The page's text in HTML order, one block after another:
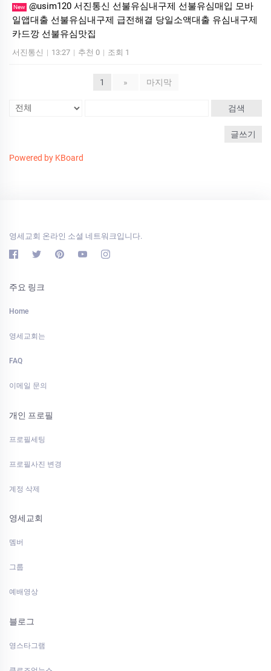
New @usim120 서진통신 선불유심내구제 선불유심매입 모바
일앱대출 선불유심내구제 급전해결 당일소액대출 유심내구제
카드깡 선불유심맛집
서진통신 | 13:27 | 추천 0 | 조회 1
1 » 마지막
검색
글쓰기
Powered by KBoard
영세교회 온라인 소셜 네트워크입니다.
주요 링크
Home
영세교회는
FAQ
이메일 문의
개인 프로필
프로필세팅
프로필사진 변경
계정 삭제
영세교회
멤버
그룹
예배영상
블로그
영스타그램